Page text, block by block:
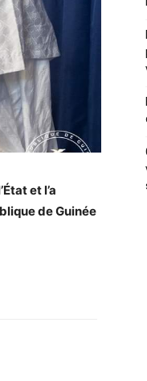
et l’a
de Guinée